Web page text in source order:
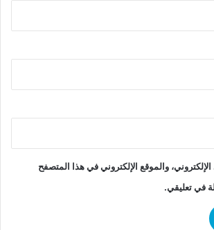
والموقع الإلكتروني في هذا المتصفح
في تعليقي.